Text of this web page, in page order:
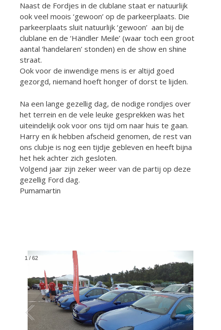
Naast de Fordjes in de clublane staat er natuurlijk
ook veel moois ‘gewoon’ op de parkeerplaats. Die
parkeerplaats sluit natuurlijk ‘gewoon’ aan bij de
clublane en de ‘Händler Meile’ (waar toch een groot
aantal ‘handelaren’ stonden) en de show en shine
straat.
Ook voor de inwendige mens is er altijd goed
gezorgd, niemand hoeft honger of dorst te lijden.
Na een lange gezellig dag, de nodige rondjes over
het terrein en de vele leuke gesprekken was het
uiteindelijk ook voor ons tijd om naar huis te gaan.
Harry en ik hebben afscheid genomen, de rest van
ons clubje is nog een tijdje gebleven en heeft bijna
het hek achter zich gesloten.
Volgend jaar zijn zeker weer van de partij op deze
gezellig Ford dag.
Pumamartin
1 / 62